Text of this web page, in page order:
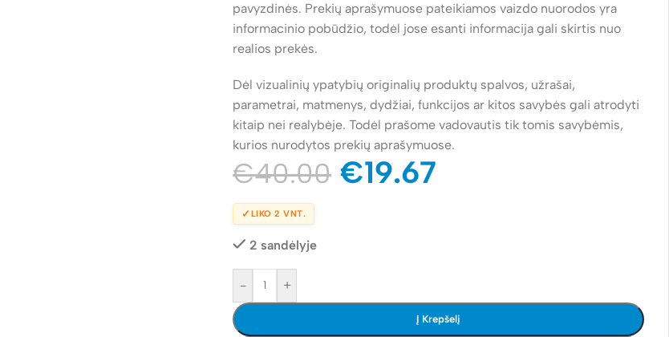
pavyzdinės. Prekių aprašymuose pateikiamos vaizdo nuorodos yra
informacinio pobūdžio, todėl jose esanti informacija gali skirtis nuo
realios prekės.
Dėl vizualinių ypatybių originalių produktų spalvos, užrašai,
parametrai, matmenys, dydžiai, funkcijos ar kitos savybės gali atrodyti
kitaip nei realybėje. Todėl prašome vadovautis tik tomis savybėmis,
kurios nurodytos prekių aprašymuose.
€40.00 €19.67
✓ LIKO 2 VNT.
2 sandėlyje
- +
Į Krepšelį